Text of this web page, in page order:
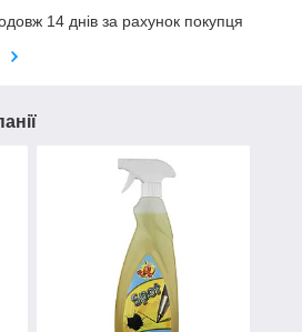
14 днів за рахунок покупця